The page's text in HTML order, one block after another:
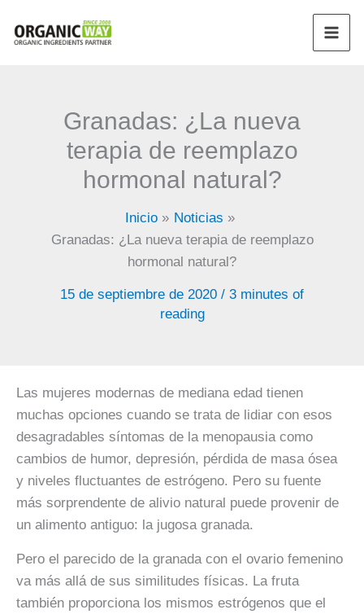
Granadas: ¿La nueva
terapia de reemplazo
hormonal natural?
Inicio
Noticias
Granadas: ¿La nueva terapia de reemplazo
hormonal natural?
15 de septiembre de 2020 / 3 minutes of
reading
Las mujeres modernas de mediana edad tienen
muchas opciones cuando se trata de lidiar con esos
desagradables síntomas de la menopausia como
cambios de humor, depresión, pérdida de masa ósea
y niveles fluctuantes de estrógeno. Pero su fuente
más sorprendente de alivio natural puede provenir de
un alimento antiguo: la jugosa granada.
Pero el parecido de la granada con el ovario femenino
va más allá de sus similitudes físicas. La fruta
también proporciona los mismos estrógenos que el